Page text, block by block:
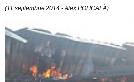
(11 septembrie 2014 - Alex POLICALĂ)